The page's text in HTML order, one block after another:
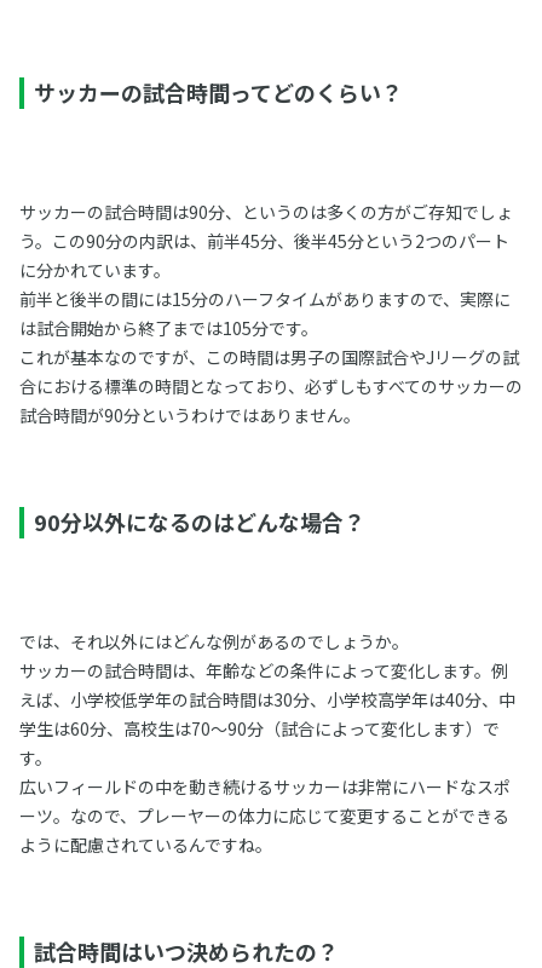
サッカーの試合時間ってどのくらい？
サッカーの試合時間は90分、というのは多くの方がご存知でしょ
う。この90分の内訳は、前半45分、後半45分という2つのパート
に分かれています。
前半と後半の間には15分のハーフタイムがありますので、実際に
は試合開始から終了までは105分です。
これが基本なのですが、この時間は男子の国際試合やJリーグの試
合における標準の時間となっており、必ずしもすべてのサッカーの
試合時間が90分というわけではありません。
90分以外になるのはどんな場合？
では、それ以外にはどんな例があるのでしょうか。
サッカーの試合時間は、年齢などの条件によって変化します。例
えば、小学校低学年の試合時間は30分、小学校高学年は40分、中
学生は60分、高校生は70～90分（試合によって変化します）で
す。
広いフィールドの中を動き続けるサッカーは非常にハードなスポ
ーツ。なので、プレーヤーの体力に応じて変更することができる
ように配慮されているんですね。
試合時間はいつ決められたの？